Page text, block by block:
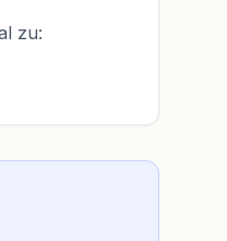
zu: